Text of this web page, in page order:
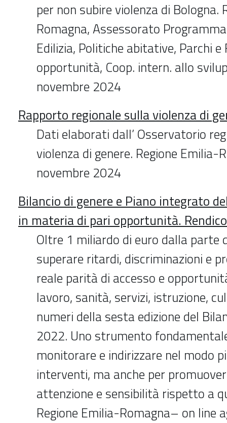
per non subire violenza di Bologna.
Romagna, Assessorato
Edilizia, Politiche abitative, Parchi
opportunità, Coop. intern. allo
novembre 2024
Rapporto regionale sulla violenza di
Dati elaborati dall’ Osservatorio
violenza di genere. Regione Emilia-
novembre 2024
Bilancio di genere e Piano integrato
in materia di pari opportunità.
Oltre 1 miliardo di euro dalla parte
superare ritardi, discriminazioni e
reale parità di accesso e
lavoro, sanità, servizi, istruzione,
numeri della sesta edizione del
2022. Uno strumento
monitorare e indirizzare nel modo
interventi, ma anche per
attenzione e sensibilità rispetto a
Regione Emilia-Romagna– on line